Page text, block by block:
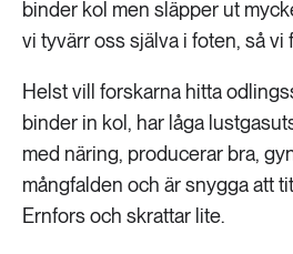
binder kol men släpper ut
vi tyvärr oss själva i foten, så vi
Helst vill forskarna hitta
binder in kol, har låga
med näring, producerar bra,
mångfalden och är snygga att
Ernfors och skrattar lite.